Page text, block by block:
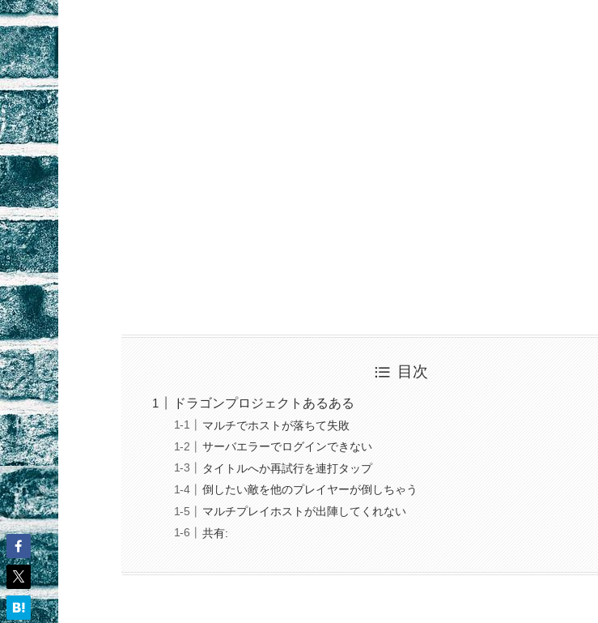
目次
ドラゴンプロジェクトあるある
マルチでホストが落ちて失敗
サーバエラーでログインできない
タイトルへか再試行を連打タップ
倒したい敵を他のプレイヤーが倒しちゃう
マルチプレイホストが出陣してくれない
共有: